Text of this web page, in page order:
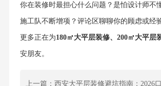
你在装修时最担心什么问题？是怕设计师不
施工队不断增项？评论区聊聊你的顾虑或经
更多正在为180㎡大平层装修、200㎡大平层
安朋友。